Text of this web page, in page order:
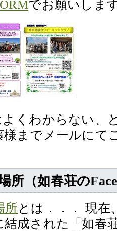
でお願いしま
よくわからない、
様までメールにて
所（如春荘の
所とは．．． 現在
結成された「如春